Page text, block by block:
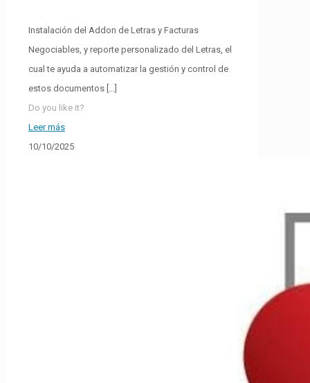
Instalación del Addon de Letras y Facturas
Negociables, y reporte personalizado del Letras, el
cual te ayuda a automatizar la gestión y control de
estos documentos
Do you like it?
Leer más
10/10/2025